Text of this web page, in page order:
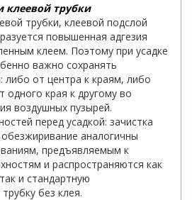
клеевой трубки
трубки, клеевой подслой
повышенная адгезия
клеем. Поэтому при усадке
важно сохранять
либо от центра к краям, либо
одного края к другому во
воздушных пузырей.
перед усадкой: зачистка
аналогичны
предъявляемым к
и распространяются как
и стандартную
без клея.